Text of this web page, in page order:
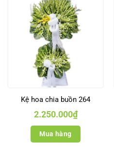
Kệ hoa chia buồn 264
2.250.000₫
Mua hàng